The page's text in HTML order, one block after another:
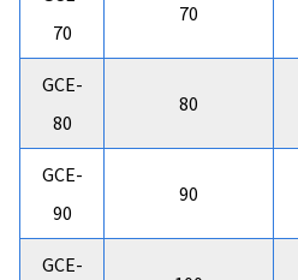
70
70
GCE-
80
80
GCE-
90
90
GCE-